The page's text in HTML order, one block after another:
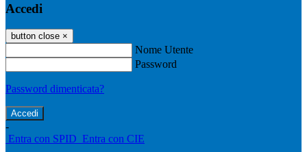
Accedi
button close ×
Nome Utente
Password
Password dimenticata?
-
Entra con SPID Entra con CIE